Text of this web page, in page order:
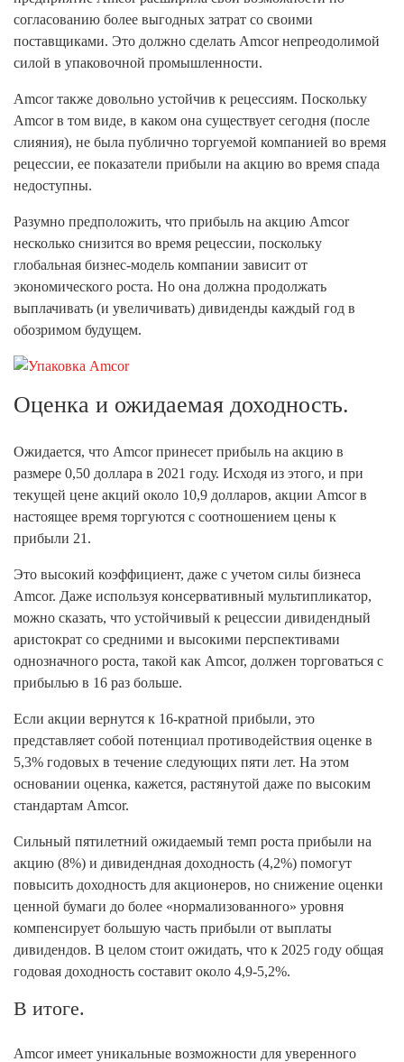
согласованию более выгодных затрат со своими
поставщиками. Это должно сделать Amcor непреодолимой
силой в упаковочной промышленности.
Amcor также довольно устойчив к рецессиям. Поскольку
Amcor в том виде, в каком она существует сегодня (после
слияния), не была публично торгуемой компанией во время
рецессии, ее показатели прибыли на акцию во время спада
недоступны.
Разумно предположить, что прибыль на акцию Amcor
несколько снизится во время рецессии, поскольку
глобальная бизнес-модель компании зависит от
экономического роста. Но она должна продолжать
выплачивать (и увеличивать) дивиденды каждый год в
обозримом будущем.
Оценка и ожидаемая доходность.
Ожидается, что Amcor принесет прибыль на акцию в
размере 0,50 доллара в 2021 году. Исходя из этого, и при
текущей цене акций около 10,9 долларов, акции Amcor в
настоящее время торгуются с соотношением цены к
прибыли 21.
Это высокий коэффициент, даже с учетом силы бизнеса
Amcor. Даже используя консервативный мультипликатор,
можно сказать, что устойчивый к рецессии дивидендный
аристократ со средними и высокими перспективами
однозначного роста, такой как Amcor, должен торговаться с
прибылью в 16 раз больше.
Если акции вернутся к 16-кратной прибыли, это
представляет собой потенциал противодействия оценке в
5,3% годовых в течение следующих пяти лет. На этом
основании оценка, кажется, растянутой даже по высоким
стандартам Amcor.
Сильный пятилетний ожидаемый темп роста прибыли на
акцию (8%) и дивидендная доходность (4,2%) помогут
повысить доходность для акционеров, но снижение оценки
ценной бумаги до более «нормализованного» уровня
компенсирует большую часть прибыли от выплаты
дивидендов. В целом стоит ожидать, что к 2025 году общая
годовая доходность составит около 4,9-5,2%.
В итоге.
Amcor имеет уникальные возможности для уверенного